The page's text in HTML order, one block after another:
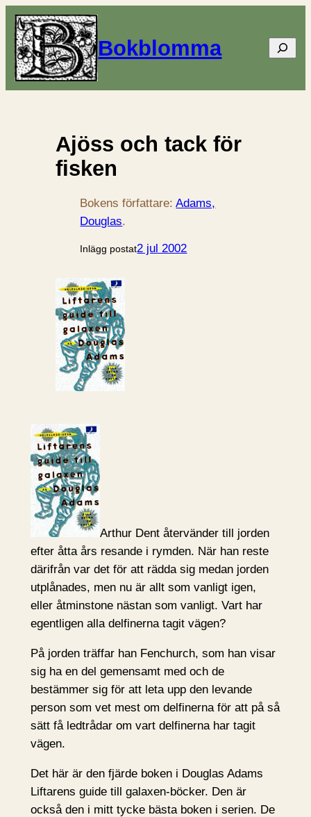
Bokblomma Sök
Ajöss och tack för
fisken
Bokens författare:Adams,
Douglas.
Inlägg postat2 jul 2002
Arthur Dent återvänder till jorden
efter åtta års resande i rymden. När han reste
därifrån var det för att rädda sig medan jorden
utplånades, men nu är allt som vanligt igen,
eller åtminstone nästan som vanligt. Vart har
egentligen alla delfinerna tagit vägen?
På jorden träffar han Fenchurch, som han visar
sig ha en del gemensamt med och de
bestämmer sig för att leta upp den levande
person som vet mest om delfinerna för att på så
sätt få ledtrådar om vart delfinerna har tagit
vägen.
Det här är den fjärde boken i Douglas Adams
Liftarens guide till galaxen-böcker. Den är
också den i mitt tycke bästa boken i serien. De